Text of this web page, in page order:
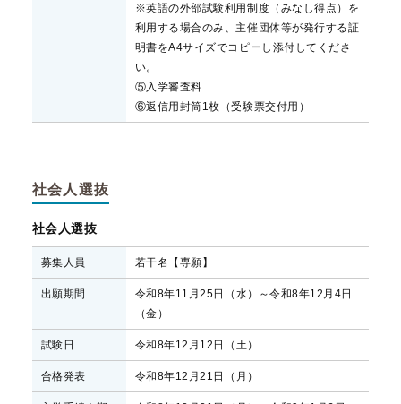
※英語の外部試験利用制度（みなし得点）を
利用する場合のみ、主催団体等が発行する証
明書をA4サイズでコピーし添付してくださ
い。
⑤入学審査料
⑥返信用封筒1枚（受験票交付用）
社会人選抜
社会人選抜
募集人員 若干名【専願】
出願期間
令和8年11月25日（水）～令和8年12月4日
（金）
試験日 令和8年12月12日（土）
合格発表 令和8年12月21日（月）